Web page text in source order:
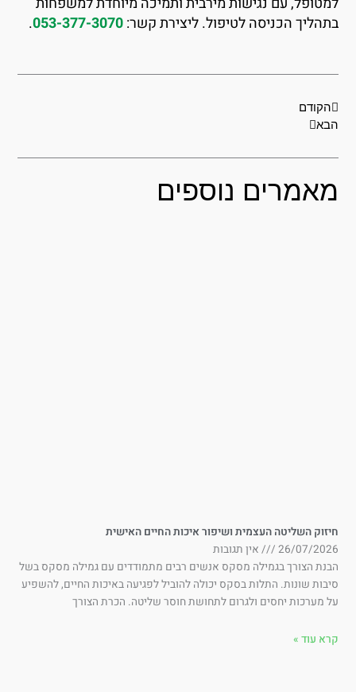
הכניסה לטיפול. ליצירת קשר:053-377-3070
.
הקודם
נוספים
השליטה העצמית ושיפור איכות החיים האישית
26/07/
אין תגובות
הצורך בגמילה מסקס אנשים רבים מתמודדים עם גמילה מסקס בשל
שונות. התלות בסקס יכולה להוביל לפגיעה באיכות החיים, להשפיע
מערכות יחסים ולגרום לתחושת חוסר שליטה. הכרת הצורך
עוד »